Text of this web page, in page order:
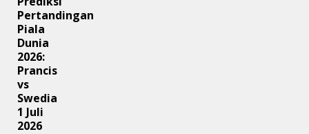
Pertandingan
Piala
Dunia
2026:
Prancis
vs
Swedia
1 Juli
2026